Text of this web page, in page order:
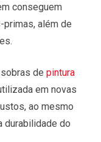
conseguem
além de
de pintura
em novas
ao mesmo
durabilidade do